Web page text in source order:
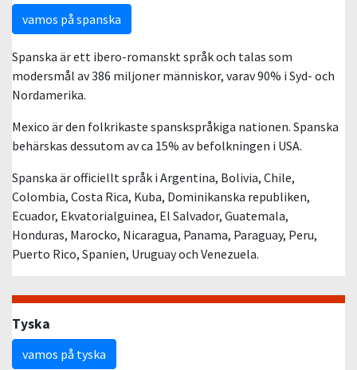
vamos på spanska
Spanska är ett ibero-romanskt språk och talas som
modersmål av 386 miljoner människor, varav 90% i Syd- och
Nordamerika.
Mexico är den folkrikaste spanskspråkiga nationen. Spanska
behärskas dessutom av ca 15% av befolkningen i USA.
Spanska är officiellt språk i Argentina, Bolivia, Chile,
Colombia, Costa Rica, Kuba, Dominikanska republiken,
Ecuador, Ekvatorialguinea, El Salvador, Guatemala,
Honduras, Marocko, Nicaragua, Panama, Paraguay, Peru,
Puerto Rico, Spanien, Uruguay och Venezuela.
Tyska
vamos på tyska